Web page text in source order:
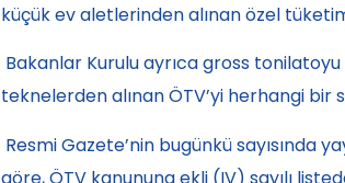
küçük ev aletlerinden alınan özel
Bakanlar Kurulu ayrıca gross
teknelerden alınan ÖTV’yi herhangi bir
Resmi Gazete’nin bugünkü sayısında
göre, ÖTV kanununa ekli (IV) sayılı